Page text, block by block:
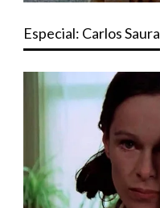
Especial: Carlos Saura